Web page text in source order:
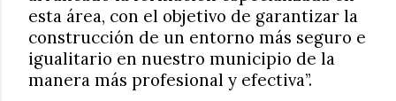
esta área, con el objetivo de garantizar la
construcción de un entorno más seguro e
igualitario en nuestro municipio de la
manera más profesional y efectiva”.